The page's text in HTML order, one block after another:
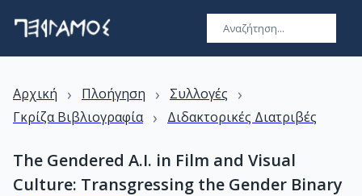
Αρχική › Πλοήγηση › Συλλογές ›
Γκρίζα Βιβλιογραφία › Διδακτορικές Διατριβές
The Gendered A.I. in Film and Visual
Culture: Transgressing the Gender Binary